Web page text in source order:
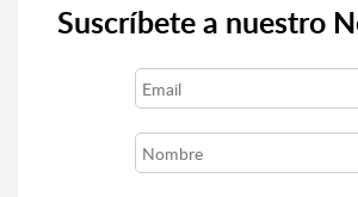
Suscríbete a nuestro